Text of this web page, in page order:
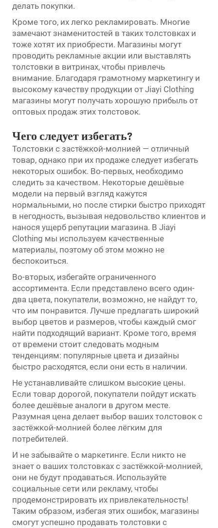
делать покупки.
Кроме того, их легко рекламировать. Многие
замечают знаменитостей в таких толстовках и
тоже хотят их приобрести. Магазины могут
проводить рекламные акции или выставлять
толстовки в витринах, чтобы привлечь
внимание. Благодаря грамотному маркетингу и
высокому качеству продукции от Jiayi Clothing
магазины могут получать хорошую прибыль от
оптовых продаж этих толстовок.
Чего следует избегать?
Толстовки с застёжкой-молнией — отличный
товар, однако при их продаже следует избегать
некоторых ошибок. Во-первых, необходимо
следить за качеством. Некоторые дешёвые
модели на первый взгляд кажутся
нормальными, но после стирки быстро приходят
в негодность, вызывая недовольство клиентов и
нанося ущерб репутации магазина. В Jiayi
Clothing мы используем качественные
материалы, поэтому об этом можно не
беспокоиться.
Во-вторых, избегайте ограниченного
ассортимента. Если представлено всего один-
два цвета, покупатели, возможно, не найдут то,
что им понравится. Лучше предлагать широкий
выбор цветов и размеров, чтобы каждый смог
найти подходящий вариант. Кроме того, время
от времени стоит следовать модным
тенденциям: популярные цвета и дизайны
быстро расходятся, если они есть в наличии.
Не устанавливайте слишком высокие цены.
Если товар дорогой, покупатели пойдут искать
более дешёвые аналоги в другом месте.
Разумная цена делает выбор ваших толстовок с
застёжкой-молнией более лёгким для
потребителей.
И не забывайте о маркетинге. Если никто не
знает о ваших толстовках с застёжкой-молнией,
они не будут продаваться. Используйте
социальные сети или рекламу, чтобы
продемонстрировать их привлекательность!
Таким образом, избегая этих ошибок, магазины
смогут успешно продавать толстовки с